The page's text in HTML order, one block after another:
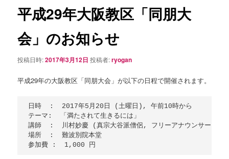
ゲ
ー
ョ
ン
平成29年大阪教区「同朋大
会」のお知らせ
投稿日時:2017年3月12日 投稿者:ryogan
平成29年の大阪教区「同朋大会」が以下の日程で開催されます。
日時  :  2017年5月20日 (土曜日), 午前10時から
テーマ:  「満たされて生きるには」
講師  :  川村妙慶 (真宗大谷派僧侶, フリーアナウンサー)
場所  :  難波別院本堂